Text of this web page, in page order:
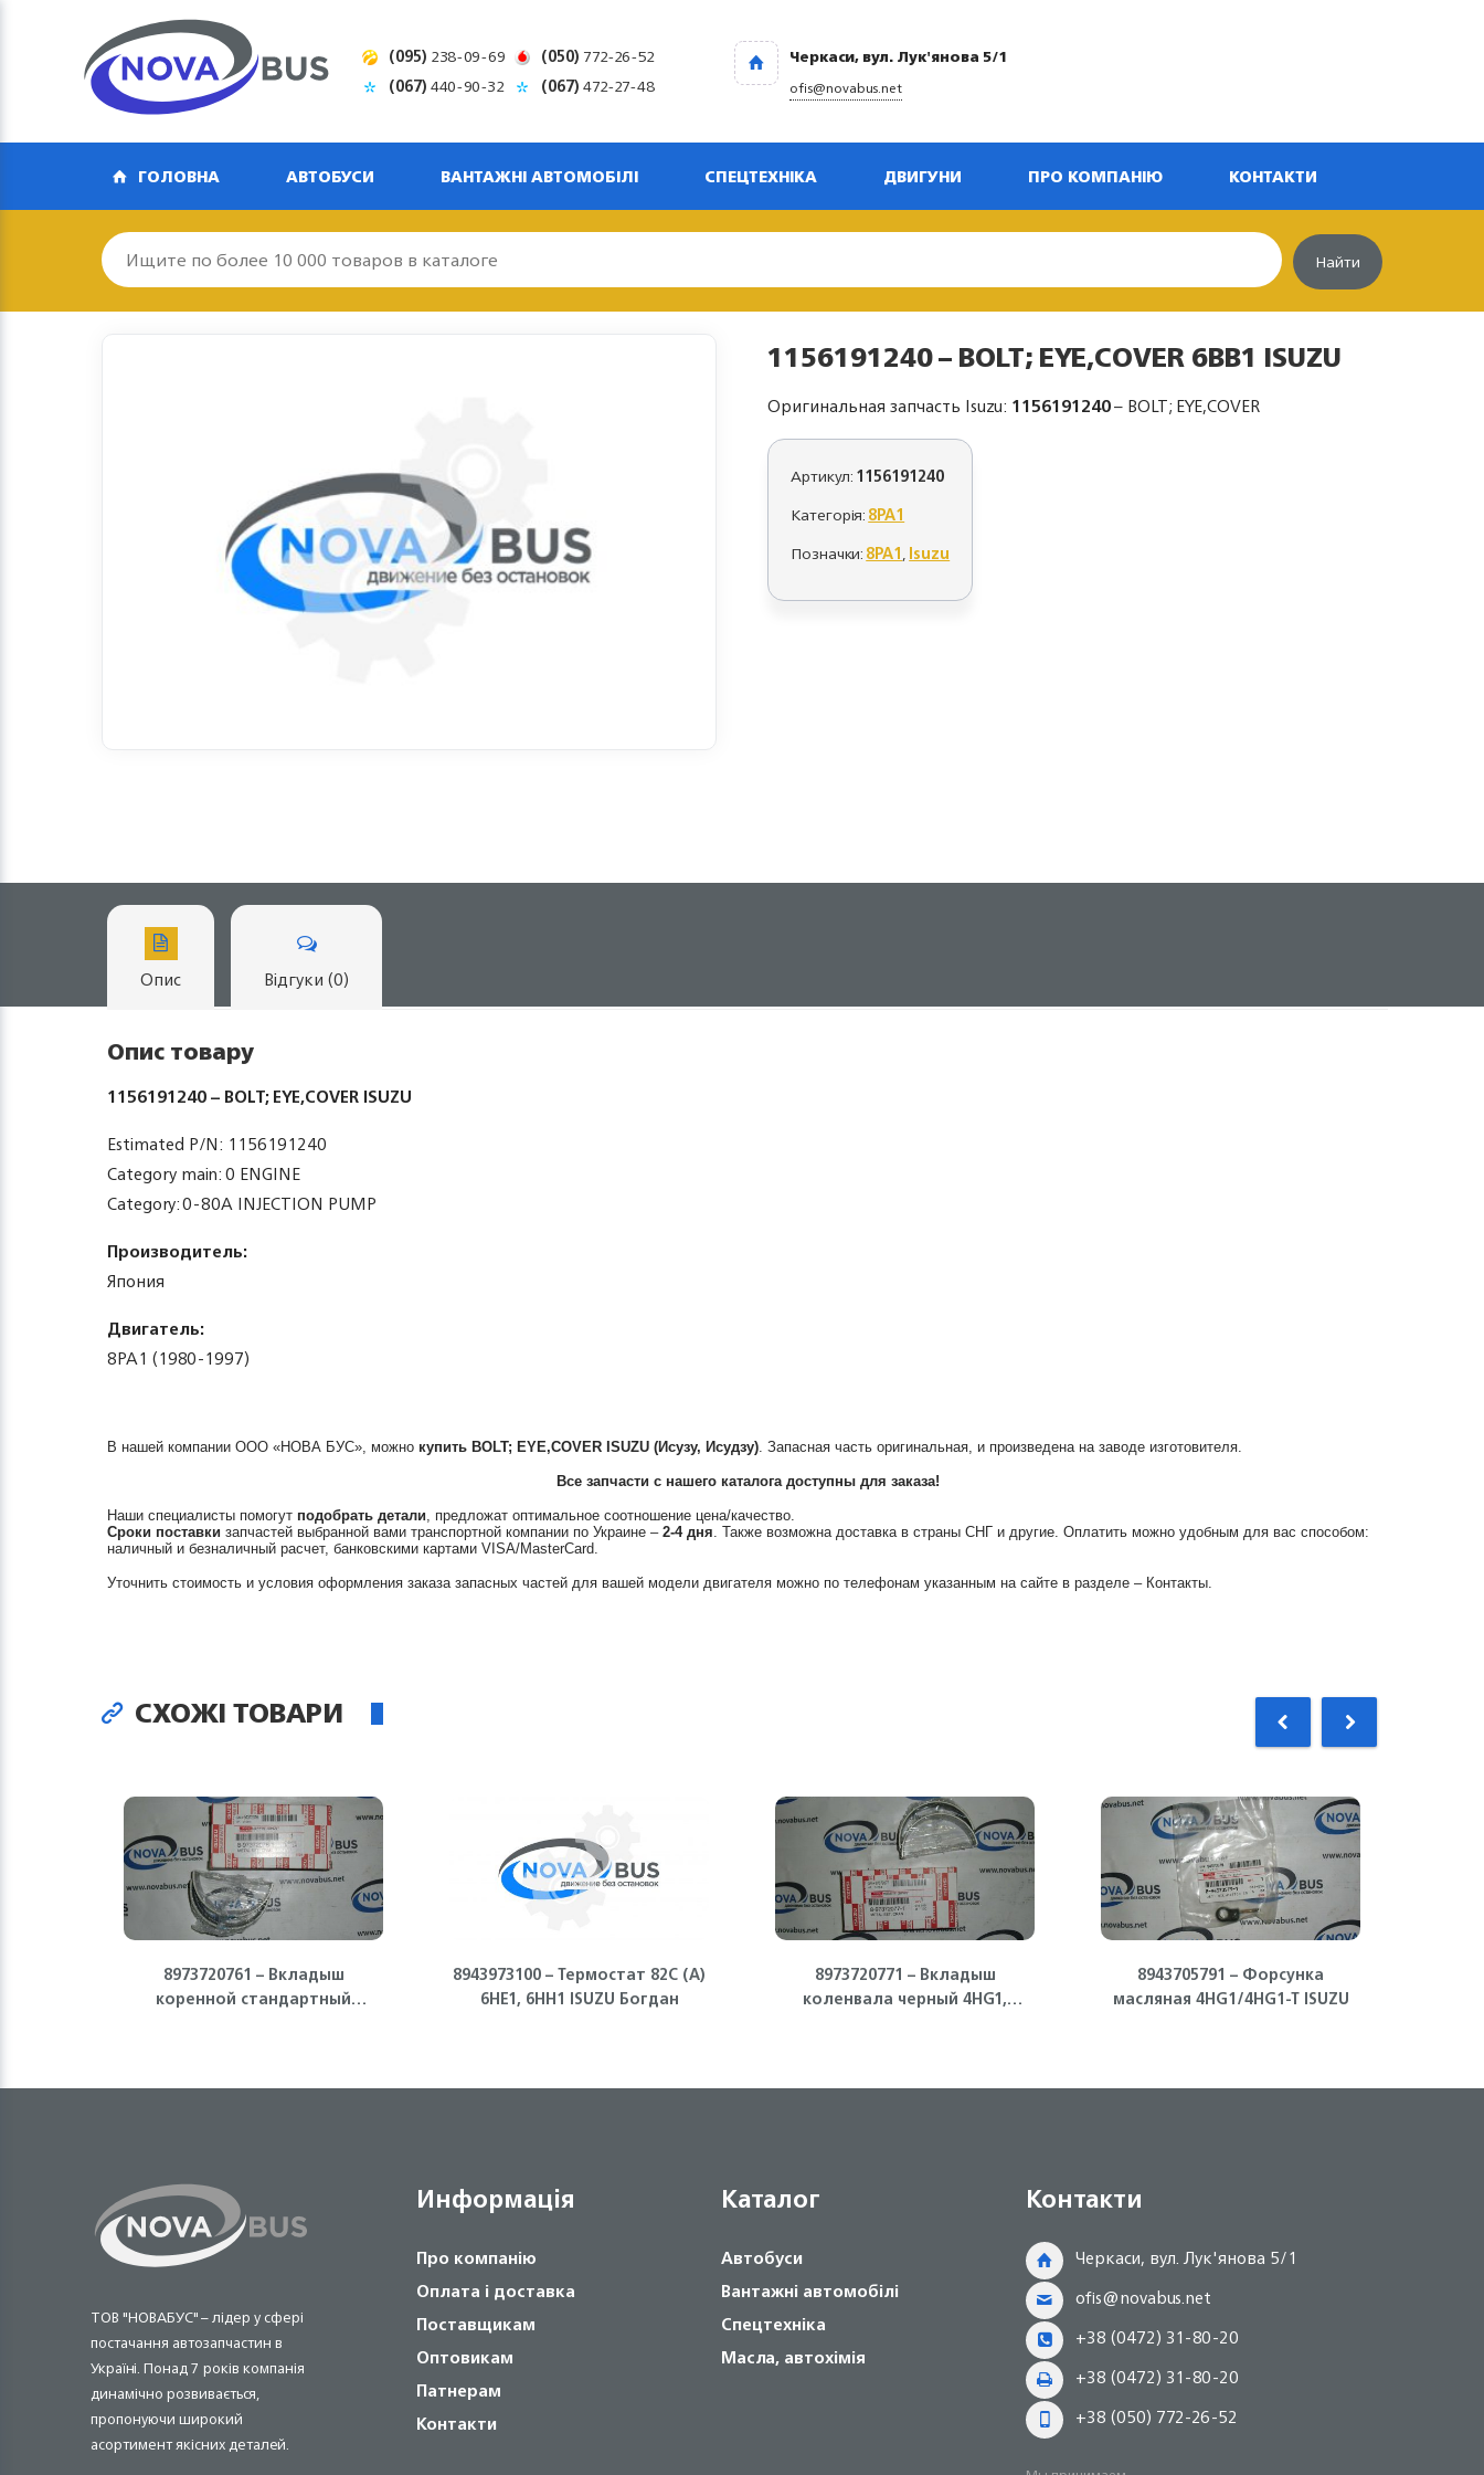
(095) 238-09-69 (050) 772-26-52
(067)440-90-32 (067)472-27-48
Черкаси, вул. Лук'янова 5/1
ofis@novabus.net
ГОЛОВНА АВТОБУСИ ВАНТАЖНІ АВТОМОБІЛІ СПЕЦТЕХНІКА ДВИГУНИ ПРО КОМПАНІЮ КОНТАКТИ
Найти
1156191240 – BOLT; EYE,COVER 6BB1 ISUZU
Оригинальная запчасть Isuzu: 1156191240– BOLT; EYE,COVER
Артикул:1156191240
Категорія:8PA1
Позначки:8PA1,Isuzu
Опис Відгуки (0)
Опис товару
1156191240 – BOLT; EYE,COVER ISUZU
Estimated P/N: 1156191240
Category main: 0 ENGINE
Category: 0-80A INJECTION PUMP
Производитель:
Япония
Двигатель:
8PA1 (1980-1997)
В нашей компании ООО «НОВА БУС», можно купить BOLT; EYE,COVER ISUZU (Исузу, Исудзу). Запасная часть оригинальная, и произведена на заводе изготовителя.
Все запчасти с нашего каталога доступны для заказа!
Наши специалисты помогут подобрать детали, предложат оптимальное соотношение цена/качество.
Сроки поставки запчастей выбранной вами транспортной компании по Украине – 2-4 дня. Также возможна доставка в страны СНГ и другие. Оплатить можно удобным для вас способом:
наличный и безналичный расчет, банковскими картами VISA/MasterCard.
Уточнить стоимость и условия оформления заказа запасных частей для вашей модели двигателя можно по телефонам указанным на сайте в разделе – Контакты.
СХОЖІ ТОВАРИ
8973720761 – Вкладыш
коренной стандартный
8943973100 – Термостат 82С (А)
6НЕ1, 6НН1 ISUZU Богдан
8973720771 – Вкладыш
коленвала черный 4HG1,
8943705791 – Форсунка
масляная 4HG1/4HG1-T ISUZU
ТОВ "НОВАБУС" – лідер у сфері
постачання автозапчастин в
Україні. Понад 7 років компанія
динамічно розвивається,
пропонуючи широкий
асортимент якісних деталей.
Информація
Про компанію
Оплата і доставка
Поставщикам
Оптовикам
Патнерам
Контакти
Каталог
Автобуси
Вантажні автомобілі
Спецтехніка
Масла, автохімія
Контакти
Черкаси, вул. Лук'янова 5/1
ofis@novabus.net
+38 (0472) 31-80-20
+38 (0472) 31-80-20
+38 (050) 772-26-52